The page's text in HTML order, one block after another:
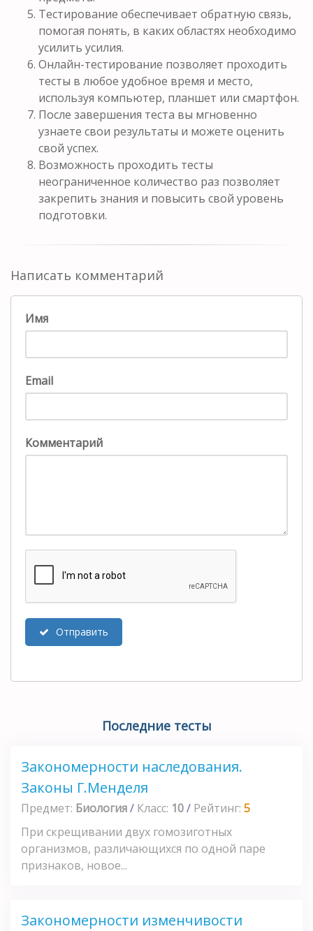
Тестирование обеспечивает обратную связь,
помогая понять, в каких областях необходимо
усилить усилия.
Онлайн-тестирование позволяет проходить
тесты в любое удобное время и место,
используя компьютер, планшет или смартфон.
После завершения теста вы мгновенно
узнаете свои результаты и можете оценить
свой успех.
Возможность проходить тесты
неограниченное количество раз позволяет
закрепить знания и повысить свой уровень
подготовки.
Написать комментарий
Имя
Email
Комментарий
Отправить
Последние тесты
Закономерности наследования.
Законы Г.Менделя
Предмет: Биология/ Класс: 10/ Рейтинг: 5
При скрещивании двух гомозиготных
организмов, различающихся по одной паре
признаков, новое...
Закономерности изменчивости